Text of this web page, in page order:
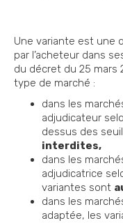
Une variante est une
par l’acheteur dans
du décret du 25 mars
type de marché :
dans les
adjudicateur
dessus des
interdites,
dans les
adjudicatrice
variantes sont
dans les
adaptée, les